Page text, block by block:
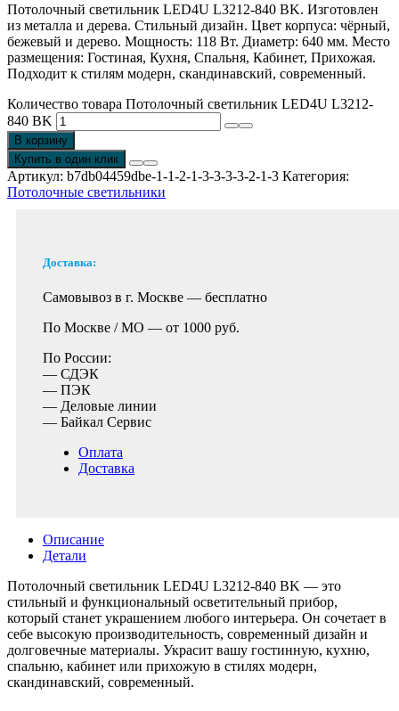
Потолочный светильник LED4U L3212-840 BK. Изготовлен
из металла и дерева. Стильный дизайн. Цвет корпуса: чёрный,
бежевый и дерево. Мощность: 118 Вт. Диаметр: 640 мм. Место
размещения: Гостиная, Кухня, Спальня, Кабинет, Прихожая.
Подходит к стилям модерн, скандинавский, современный.
Количество товара Потолочный светильник LED4U L3212-
840 BK
В корзину
Купить в один клик
Артикул: b7db04459dbe-1-1-2-1-3-3-3-3-2-1-3 Категория:
Потолочные светильники
Доставка:
Самовывоз в г. Москве — бесплатно
По Москве / МО — от 1000 руб.
По России:
— СДЭК
— ПЭК
— Деловые линии
— Байкал Сервис
Оплата
Доставка
Описание
Детали
Потолочный светильник LED4U L3212-840 BK — это
стильный и функциональный осветительный прибор,
который станет украшением любого интерьера. Он сочетает в
себе высокую производительность, современный дизайн и
долговечные материалы. Украсит вашу гостинную, кухню,
спальню, кабинет или прихожую в стилях модерн,
скандинавский, современный.